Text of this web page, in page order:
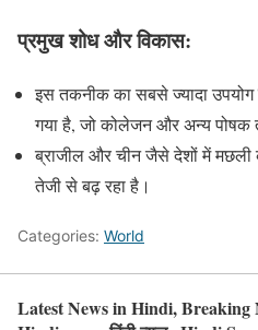
प्रमुख शोध और विकास:
इस तकनीक का सबसे ज्यादा उपयोग
गया है, जो कोलेजन और अन्य पोषक
ब्राजील और चीन जैसे देशों में मछली
तेजी से बढ़ रहा है।
Categories: World
Latest News in Hindi, Breaking